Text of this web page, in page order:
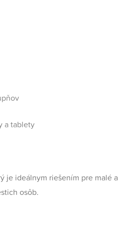
a tablety
je ideálnym riešením pre malé a
osôb.